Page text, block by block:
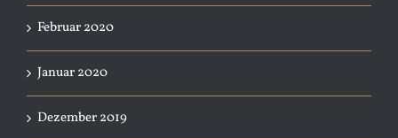
Februar 2020
Januar 2020
Dezember 2019